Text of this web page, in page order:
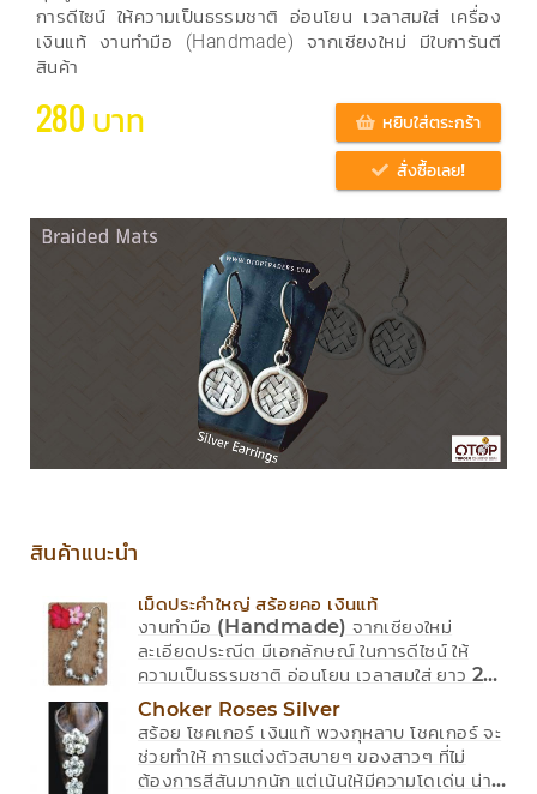
การดีไซน์ ให้ความเป็นธรรมชาติ อ่อนโยน เวลาสมใส่ เครื่อง
เงินแท้ งานทำมือ (Handmade) จากเชียงใหม่ มีใบการันตี
สินค้า
280 บาท หยิบใส่ตระกร้า
สั่งซื้อเลย!
สินค้าแนะนำ
เม็ดประคำใหญ่ สร้อยคอ เงินแท้
งานทำมือ (Handmade) จากเชียงใหม่
ละเอียดประณีต มีเอกลักษณ์ ในการดีไซน์ ให้
ความเป็นธรรมชาติ อ่อนโยน เวลาสมใส่ ยาว 20
นิ้ว มีใบการันตีสินต้า
Choker Roses Silver
สร้อย โชคเกอร์ เงินแท้ พวงกุหลาบ โชคเกอร์ จะ
ช่วยทำให้ การแต่งตัวสบายๆ ของสาวๆ ที่ไม่
ต้องการสีสันมากนัก แต่เน้นให้มีความโดเด่น น่า